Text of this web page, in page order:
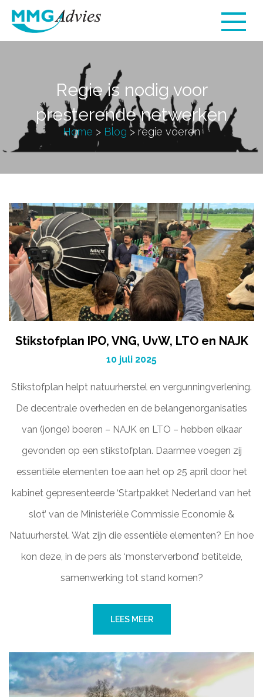
Regie is nodig voor
presterende netwerken
Home > Blog > regie voeren
Stikstofplan IPO, VNG, UvW, LTO en NAJK
10 juli 2025
Stikstofplan helpt natuurherstel en vergunningverlening.
De decentrale overheden en de belangenorganisaties
van (jonge) boeren – NAJK en LTO – hebben elkaar
gevonden op een stikstofplan. Daarmee voegen zij
essentiële elementen toe aan het op 25 april door het
kabinet gepresenteerde ‘Startpakket Nederland van het
slot’ van de Ministeriële Commissie Economie &
Natuurherstel. Wat zijn die essentiële elementen? En hoe
kon deze, in de pers als ‘monsterverbond’ betitelde,
samenwerking tot stand komen?
LEES MEER